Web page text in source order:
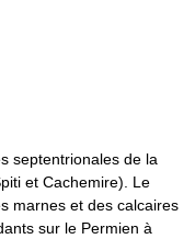
septentrionales de la
et Cachemire). Le
marnes et des calcaires
sur le Permien à